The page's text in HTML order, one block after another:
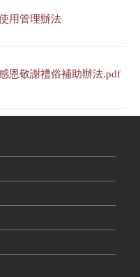
用管理辦法
恩敬謝禮俗補助辦法.pdf